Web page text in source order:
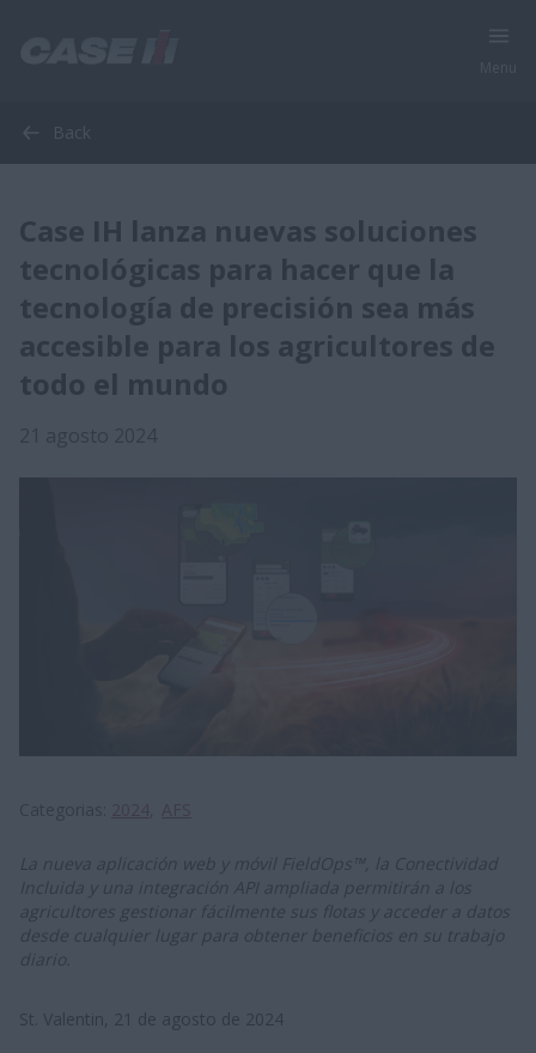
Back
Case IH lanza nuevas soluciones
tecnológicas para hacer que la
tecnología de precisión sea más
accesible para los agricultores de
todo el mundo
La nueva aplicación web y móvil FieldOps™, la Conectividad
Incluida y una integración API ampliada permitirán a los
agricultores gestionar fácilmente sus flotas y acceder a datos
desde cualquier lugar para obtener beneficios en su trabajo
diario.
St. Valentin, 21 de agosto de 2024